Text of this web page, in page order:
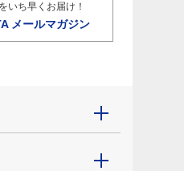
いち早くお届け！
メールマガジン